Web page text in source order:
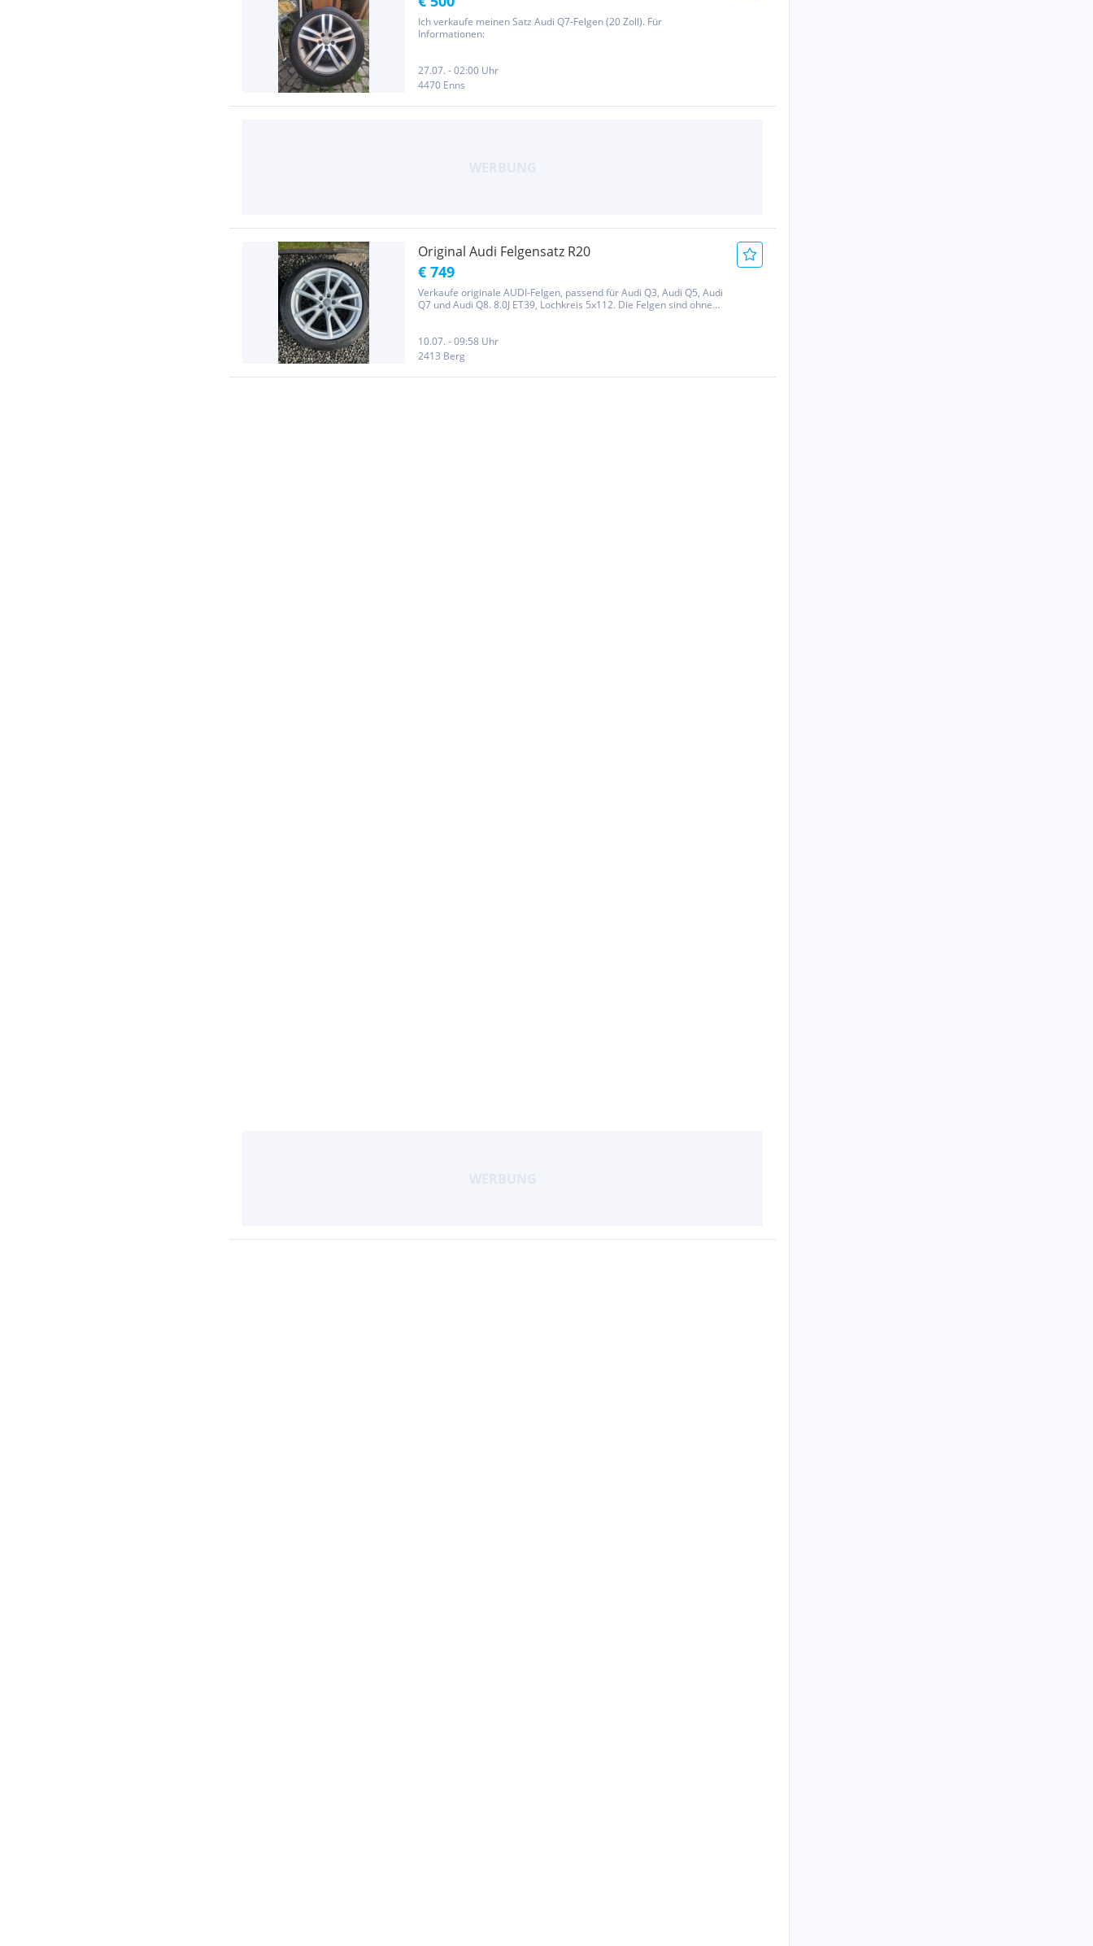
Ich verkaufe meinen Satz Audi Q7-Felgen (20 Zoll). Für
Informationen:
27.07. - 02:00 Uhr
4470 Enns
Original Audi Felgensatz R20
€ 749
Verkaufe originale AUDI-Felgen, passend für Audi Q3, Audi Q5, Audi
Q7 und Audi Q8. 8.0J ET39, Lochkreis 5x112. Die Felgen sind ohne
10.07. - 09:58 Uhr
2413 Berg